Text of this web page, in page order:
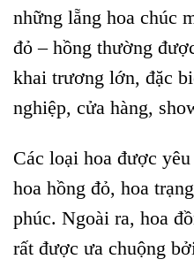
những lẵng hoa chúc
đỏ – hồng thường
khai trương lớn, đặc
nghiệp, cửa hàng,
Các loại hoa được
hoa hồng đỏ, hoa
phúc. Ngoài ra, hoa
rất được ưa chuộng